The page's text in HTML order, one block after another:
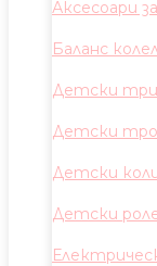
Аксесоари
Баланс
Детски
Детски
Детски
Детски